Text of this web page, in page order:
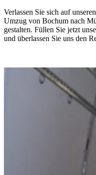
Verlassen Sie sich auf unseren
Umzug von Bochum nach
gestalten. Füllen Sie jetzt
und überlassen Sie uns den